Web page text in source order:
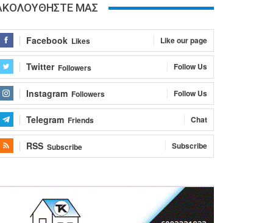
ΜΑΣ
Facebook Likes Like our page
Twitter Followers Follow Us
Instagram Followers Follow Us
Telegram Friends Chat
RSS Subscribe Subscribe